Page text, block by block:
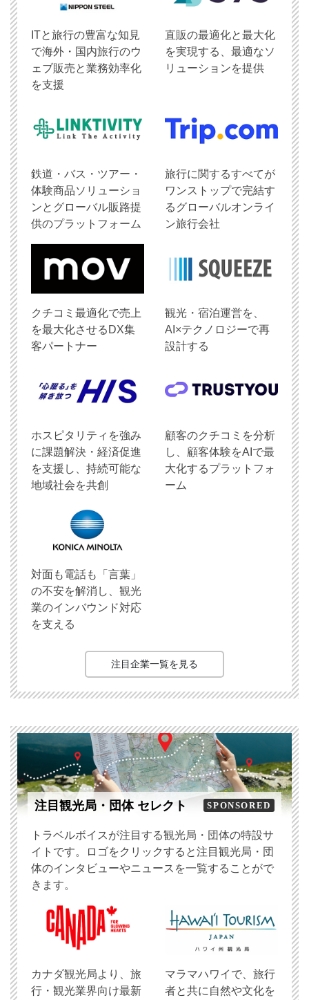
ITと旅行の豊富な知見
で海外・国内旅行のウ
ェブ販売と業務効率化
を支援
直販の最適化と最大化
を実現する、最適なソ
リューションを提供
鉄道・バス・ツアー・
体験商品ソリューショ
ンとグローバル販路提
供のプラットフォーム
旅行に関するすべてが
ワンストップで完結す
るグローバルオンライ
ン旅行会社
クチコミ最適化で売上
を最大化させるDX集
客パートナー
観光・宿泊運営を、
AI×テクノロジーで再
設計する
ホスピタリティを強み
に課題解決・経済促進
を支援し、持続可能な
地域社会を共創
顧客のクチコミを分析
し、顧客体験をAIで最
大化するプラットフォ
ーム
対面も電話も「言葉」
の不安を解消し、観光
業のインバウンド対応
を支える
注目企業一覧を見る
注目観光局・団体 セレクト SPONSORED
トラベルボイスが注目する観光局・団体の特設サ
イトです。ロゴをクリックすると注目観光局・団
体のインタビューやニュースを一覧することがで
きます。
​カナダ観光局より、旅
行・観光業界向け最新
マラマハワイで、旅行
者と共に自然や文化を